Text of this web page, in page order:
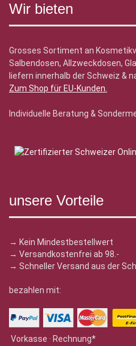
Wir bieten
Grosses Sortiment an
Salbendosen, Allzweckdosen,
liefern innerhalb der Schweiz &
Zum Shop für EU-Kunden.
Individuelle Beratung &
unsere Vorteile
→ Kein Mindestbestellwert
→ Versandkostenfrei ab 98.-
→ Schneller Versand aus der
bezahlen mit:
Vorkasse · Rechnung*